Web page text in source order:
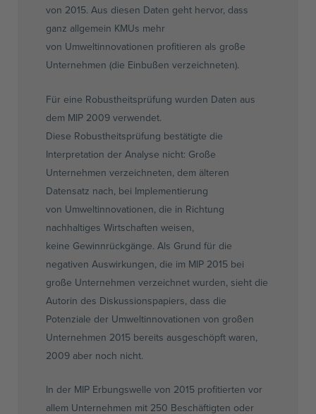
von 2015. Aus diesen Daten geht hervor, dass
ganz allgemein KMUs mehr
von Umweltinnovationen profitieren als große
Unternehmen (die Einbußen verzeichneten).
Für eine Robustheitsprüfung wurden Daten aus
dem MIP 2009 verwendet.
Diese Robustheitsprüfung bestätigte die
Interpretation der Analyse nicht: Große
Unternehmen verzeichneten, dem älteren
Datensatz nach, bei Implementierung
von Umweltinnovationen, die in Richtung
nachhaltiges Wirtschaften weisen,
keine Gewinnrückgänge. Als Grund für die
negativen Auswirkungen, die im MIP 2015 bei
große Unternehmen verzeichnet wurden, sieht die
Autorin des Diskussionspapiers, dass die
Potenziale der Umweltinnovationen von großen
Unternehmen 2015 bereits ausgeschöpft waren,
2009 aber noch nicht.
In der MIP Erbungswelle von 2015 profitierten vor
allem Unternehmen mit 250 Beschäftigten oder